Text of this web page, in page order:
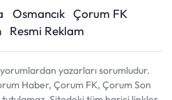
Osmancık Çorum FK
Resmi Reklam
yazarları sorumludur.
Haber, Çorum FK, Çorum Son